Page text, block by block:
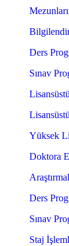
Ders
Sınav
Yüksek
Doktora
Ders
Sınav
Staj